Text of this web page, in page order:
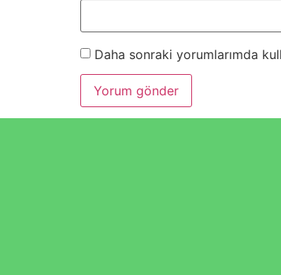
Daha sonraki yorumlarımda